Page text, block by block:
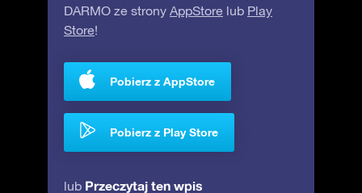
DARMO ze strony AppStore lub Play
Store!
Pobierz z AppStore
Pobierz z Play Store
lub Przeczytaj ten wpis